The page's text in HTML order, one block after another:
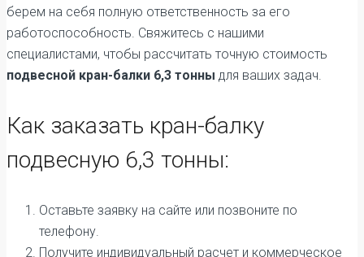
берем на себя полную ответственность за его
работоспособность. Свяжитесь с нашими
специалистами, чтобы рассчитать точную стоимость
подвесной кран-балки 6,3 тонны для ваших задач.
Как заказать кран-балку
подвесную 6,3 тонны:
Оставьте заявку на сайте или позвоните по
телефону.
Получите индивидуальный расчет и коммерческое